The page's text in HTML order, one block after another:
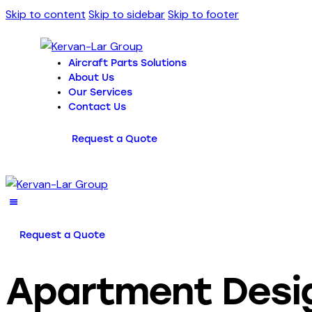
Skip to content Skip to sidebarSkip to footer
Aircraft Parts Solutions
About Us
Our Services
Contact Us
Request a Quote
Request a Quote
Apartment